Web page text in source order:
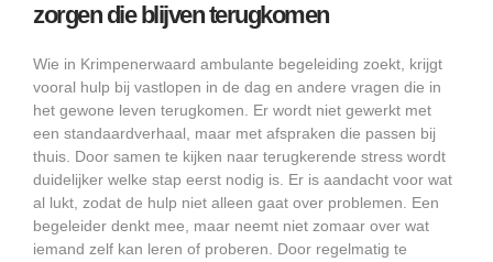
zorgen die blijven terugkomen
Wie in Krimpenerwaard ambulante begeleiding zoekt, krijgt
vooral hulp bij vastlopen in de dag en andere vragen die in
het gewone leven terugkomen. Er wordt niet gewerkt met
een standaardverhaal, maar met afspraken die passen bij
thuis. Door samen te kijken naar terugkerende stress wordt
duidelijker welke stap eerst nodig is. Er is aandacht voor wat
al lukt, zodat de hulp niet alleen gaat over problemen. Een
begeleider denkt mee, maar neemt niet zomaar over wat
iemand zelf kan leren of proberen. Door regelmatig te